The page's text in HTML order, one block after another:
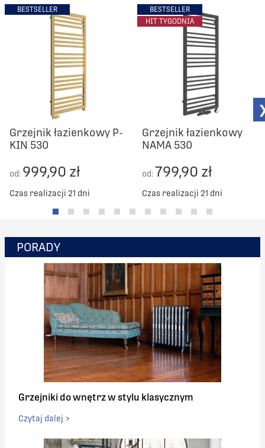
BESTSELLER
Grzejnik łazienkowy P-
KIN 530
od: 999,90 zł
Czas realizacji 21 dni
BESTSELLER
HIT TYGODNIA
Grzejnik łazienkowy
NAMA 530
od:799,90 zł
Czas realizacji 21 dni
PORADY
Grzejniki do wnętrz w stylu klasycznym
Czytaj dalej >